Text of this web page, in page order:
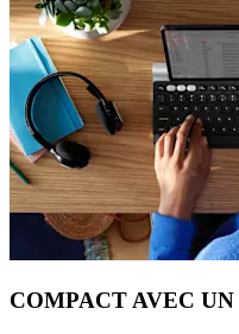
COMPACT AVEC